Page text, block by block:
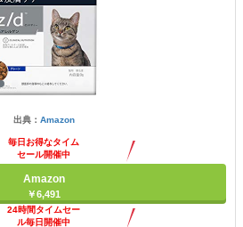
出典： Amazon
毎日お得なタイム
セール開催中
Amazon
￥6,491
24時間タイムセー
ル毎日開催中